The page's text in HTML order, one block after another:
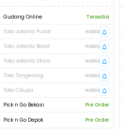
Gudang Online
Tersedia
Toko Jakarta Pusat
Habis
Toko Jakarta Barat
Habis
Toko Jakarta Utara
Habis
Toko Tangerang
Habis
Toko Cikupa
Habis
Pick n Go Bekasi
Pre Order
Pick n Go Depok Pre Order